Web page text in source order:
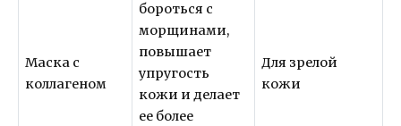
Маска с
коллагеном
бороться с
морщинами,
повышает
упругость
кожи и делает
ее более
Для зрелой
кожи